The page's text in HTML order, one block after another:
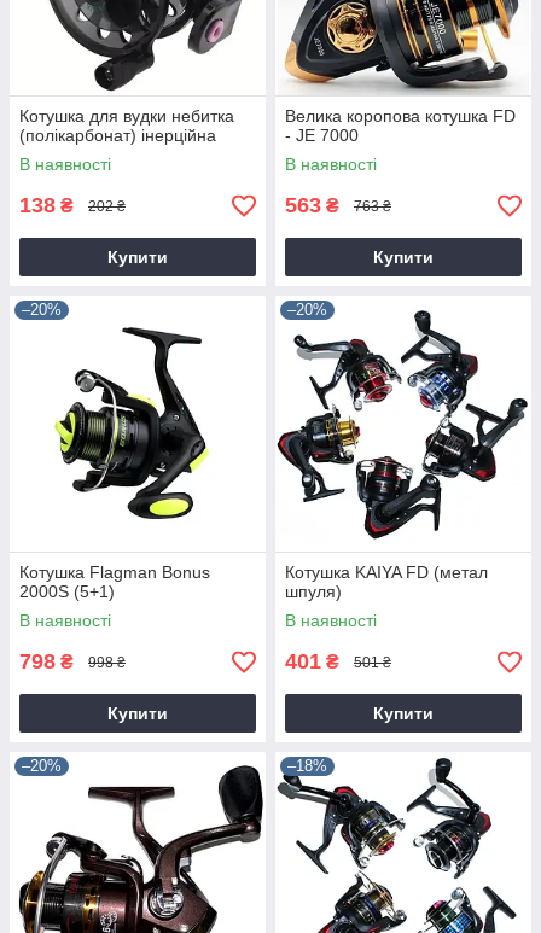
Котушка для вудки небитка
(полікарбонат) інерційна
В наявності
138 ₴ 202 ₴
Купити
Велика коропова котушка FD
- JE 7000
В наявності
563 ₴ 763 ₴
Купити
–20%
Котушка Flagman Bonus
2000S (5+1)
В наявності
798 ₴ 998 ₴
Купити
–20%
Котушка KAIYA FD (метал
шпуля)
В наявності
401 ₴ 501 ₴
Купити
–20% –18%